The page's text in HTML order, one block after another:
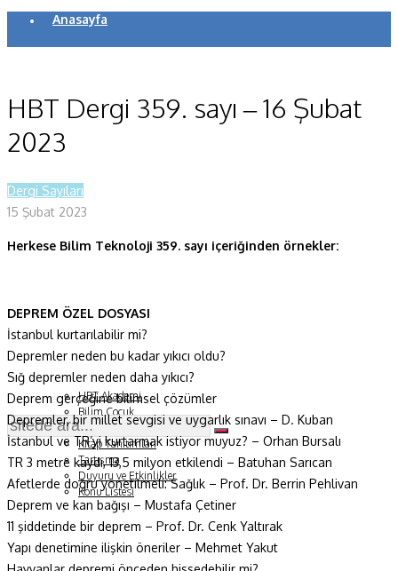
Anasayfa
Makaleler
Yaşam Bilimleri
Gezegenimiz
Teknoyaşam
Fazlası
HBT Akademi
Bilim Çocuk
Soru ve Yanıt
Kitap Tanıtımları
Tartışma
Duyuru ve Etkinlikler
Konu Listesi
HBT Dergi 359. sayı – 16 Şubat
2023
Dergi Sayıları
15 Şubat 2023
Herkese Bilim Teknoloji 359. sayı içeriğinden örnekler:
DEPREM ÖZEL DOSYASI
İstanbul kurtarılabilir mi?
Depremler neden bu kadar yıkıcı oldu?
Sığ depremler neden daha yıkıcı?
Deprem gerçeğine bilimsel çözümler
Depremler, bir millet sevgisi ve uygarlık sınavı – D. Kuban
İstanbul ve TR’yi kurtarmak istiyor muyuz? – Orhan Bursalı
TR 3 metre kaydı, 13,5 milyon etkilendi – Batuhan Sarıcan
Afetlerde doğru yönetilmeli: Sağlık – Prof. Dr. Berrin Pehlivan
Deprem ve kan bağışı – Mustafa Çetiner
11 şiddetinde bir deprem – Prof. Dr. Cenk Yaltırak
Yapı denetimine ilişkin öneriler – Mehmet Yakut